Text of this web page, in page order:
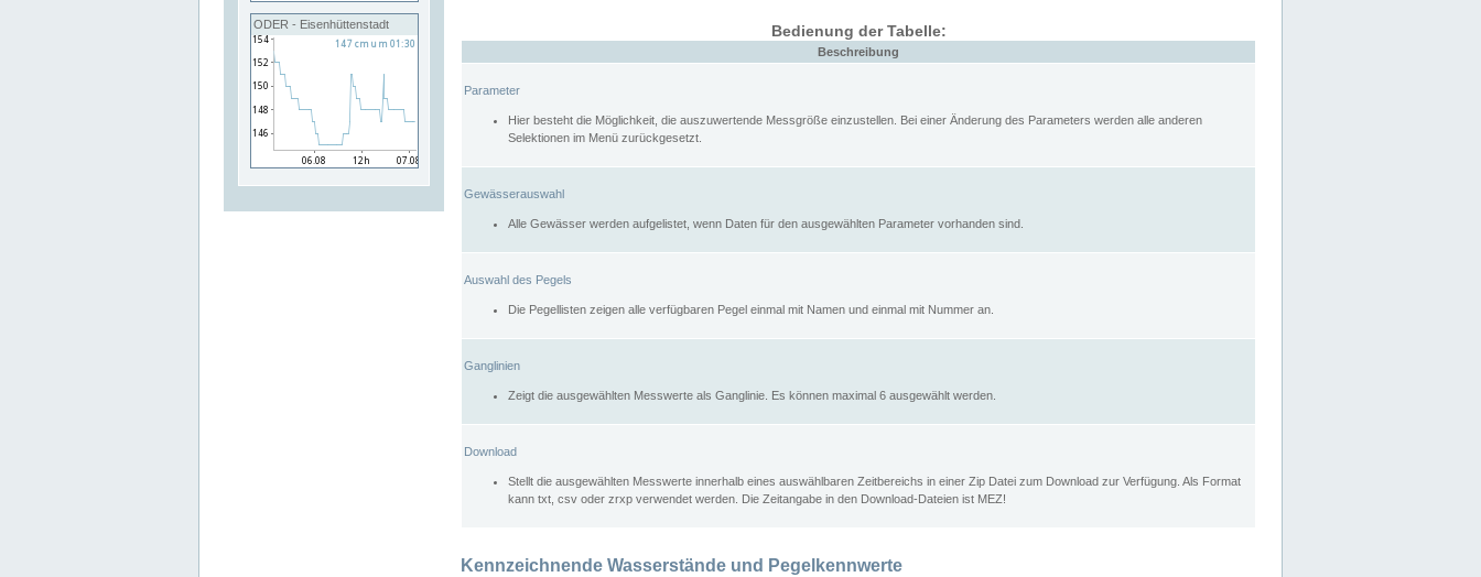
ODER - Eisenhüttenstadt Bedienung der Tabelle:
Beschreibung
Parameter
Hier besteht die Möglichkeit, die auszuwertende Messgröße einzustellen. Bei einer Änderung des Parameters werden alle anderen
Selektionen im Menü zurückgesetzt.
Gewässerauswahl
Alle Gewässer werden aufgelistet, wenn Daten für den ausgewählten Parameter vorhanden sind.
Auswahl des Pegels
Die Pegellisten zeigen alle verfügbaren Pegel einmal mit Namen und einmal mit Nummer an.
Ganglinien
Zeigt die ausgewählten Messwerte als Ganglinie. Es können maximal 6 ausgewählt werden.
Download
Stellt die ausgewählten Messwerte innerhalb eines auswählbaren Zeitbereichs in einer Zip Datei zum Download zur Verfügung. Als Format
kann txt, csv oder zrxp verwendet werden. Die Zeitangabe in den Download-Dateien ist MEZ!
Kennzeichnende Wasserstände und Pegelkennwerte